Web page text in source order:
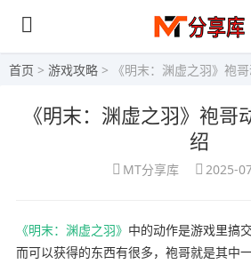
首页 > 游戏攻略 > 《明末：渊虚之羽》袍
《明末：渊虚之羽》袍哥
绍
MT分享库 2025-
《明末：渊虚之羽》 中的动作是游戏里搞
而可以获得的东西有很多，袍哥就是其中